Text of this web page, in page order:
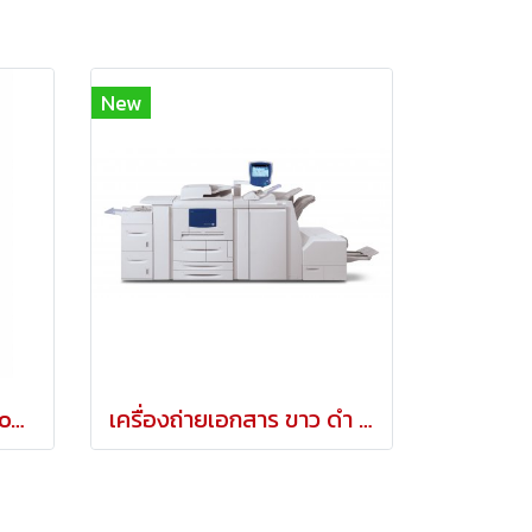
เครื่องถ่ายเอกสารสี Xerox7120/7125
New
เครื่องถ่ายเอกสาร ขาว ดำ FUJI XEROX WC4112/4127